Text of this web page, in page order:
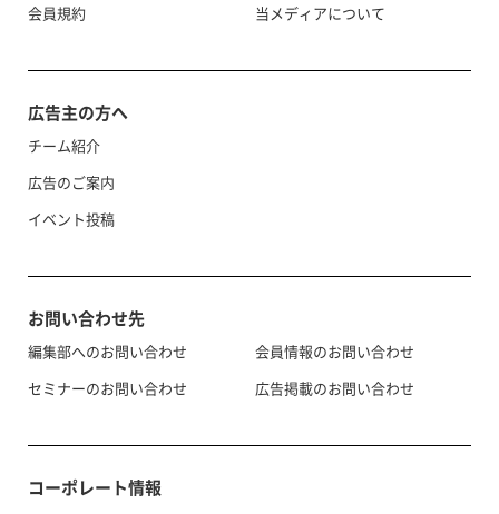
会員規約
当メディアについて
広告主の方へ
チーム紹介
広告のご案内
イベント投稿
お問い合わせ先
編集部へのお問い合わせ
セミナーのお問い合わせ
会員情報のお問い合わせ
広告掲載のお問い合わせ
コーポレート情報